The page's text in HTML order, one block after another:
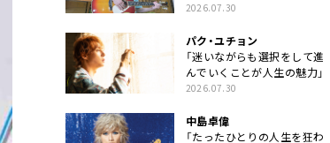
2026.07.30
パク・ユチョン
「迷いながらも選択をして進
んでいくことが人生の魅力」
2026.07.30
中島卓偉
「たったひとりの人生を狂わ